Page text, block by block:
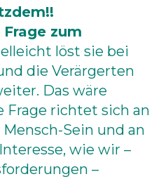
zum
löst sie bei
die Verärgerten
Das wäre
Frage richtet sich an
Sein und an
wie wir –
–